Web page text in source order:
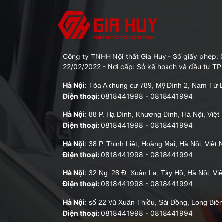
thất
1.
Hiện
có
chứ
cận
đến
Công ty TNHH Nội thất Gia Huy - Số giấy
22/02/2022 - Nơi cấp: Sở kế hoạch và đầu tư
Hà Nội: Tòa A chung cư 789, Mỹ Đình 2, Nam Từ
Điện thoại:0818441998 - 0818441994
Hà Nội: 88 P. Hạ Đình, Khương Đình, Hà Nội, Việt
Điện thoại:0818441998 - 0818441994
Hà Nội: 38 P. Thịnh Liệt, Hoàng Mai, Hà Nội, Việt
Điện thoại:0818441998 - 0818441994
Hà Nội: 32 Ng. 28 Đ. Xuân La, Tây Hồ, Hà Nội,
Điện thoại:0818441998 - 0818441994
Hà Nội: số 22 Vũ Xuân Thiều, Sài Đồng, Long
Điện thoại:0818441998 - 0818441994